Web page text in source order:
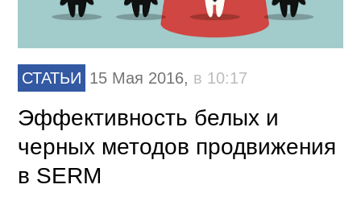
СТАТЬИ 15 Мая 2016, в 10:17
Эффективность белых и
черных методов продвижения
в SERM